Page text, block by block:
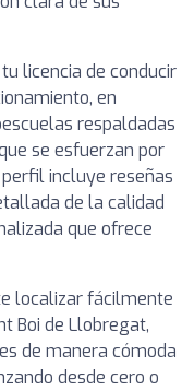
licencia de conducir
en
respaldadas
se esfuerzan por
incluye reseñas
de la calidad
que ofrece
localizar fácilmente
Boi de Llobregat,
de manera cómoda
desde cero o